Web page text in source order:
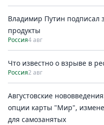
Владимир Путин подписал
продукты
Россия4 авг
Что известно о взрыве в
Россия2 авг
Августовские
опции карты "Мир",
для самозанятых